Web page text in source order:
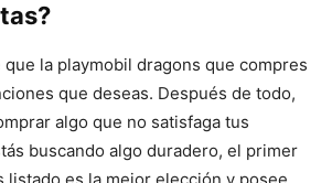
la playmobil dragons que compres
que deseas. Después de todo,
algo que no satisfaga tus
buscando algo duradero, el primer